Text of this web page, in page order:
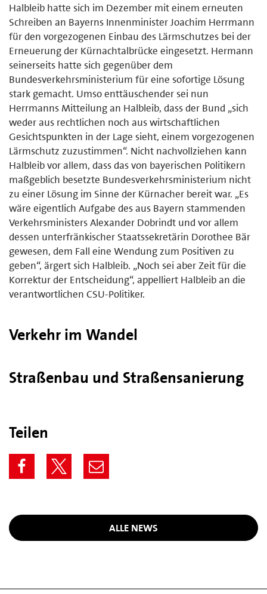
Halbleib hatte sich im Dezember mit einem erneuten
Schreiben an Bayerns Innenminister Joachim Herrmann
für den vorgezogenen Einbau des Lärmschutzes bei der
Erneuerung der Kürnachtalbrücke eingesetzt. Hermann
seinerseits hatte sich gegenüber dem
Bundesverkehrsministerium für eine sofortige Lösung
stark gemacht. Umso enttäuschender sei nun
Herrmanns Mitteilung an Halbleib, dass der Bund „sich
weder aus rechtlichen noch aus wirtschaftlichen
Gesichtspunkten in der Lage sieht, einem vorgezogenen
Lärmschutz zuzustimmen“. Nicht nachvollziehen kann
Halbleib vor allem, dass das von bayerischen Politikern
maßgeblich besetzte Bundesverkehrsministerium nicht
zu einer Lösung im Sinne der Kürnacher bereit war. „Es
wäre eigentlich Aufgabe des aus Bayern stammenden
Verkehrsministers Alexander Dobrindt und vor allem
dessen unterfränkischer Staatssekretärin Dorothee Bär
gewesen, dem Fall eine Wendung zum Positiven zu
geben“, ärgert sich Halbleib. „Noch sei aber Zeit für die
Korrektur der Entscheidung“, appelliert Halbleib an die
verantwortlichen CSU-Politiker.
Verkehr im Wandel
Straßenbau und Straßensanierung
Teilen
ALLE NEWS